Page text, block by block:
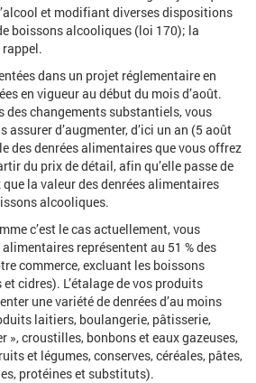
et modifiant diverses dispositions
boissons alcooliques (loi 170); la
rappel.
dans un projet réglementaire en
en vigueur au début du mois d’août.
des changements substantiels, vous
assurer d’augmenter, d’ici un an (5 août
des denrées alimentaires que vous offrez
du prix de détail, afin qu’elle passe de
la valeur des denrées alimentaires
alcooliques.
c’est le cas actuellement, vous
représentent au 51 % des
commerce, excluant les boissons
cidres). L’étalage de vos produits
une variété de denrées d’au moins
laitiers, boulangerie, pâtisserie,
», croustilles, bonbons et eaux gazeuses,
et légumes, conserves, céréales, pâtes,
protéines et substituts).